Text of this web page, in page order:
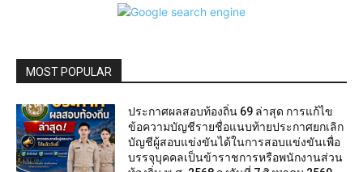
MOST POPULAR
ประกาศผลสอบท้องถิ่น 69 ล่าสุด การแก้ไข
ข้อความบัญชีรายชื่อแนบท้ายประกาศยกเลิก
บัญชีผู้สอบแข่งขันได้ในการสอบแข่งขันเพื่อ
บรรจุบุคคลเป็นข้าราชการหรือพนักงานส่วน